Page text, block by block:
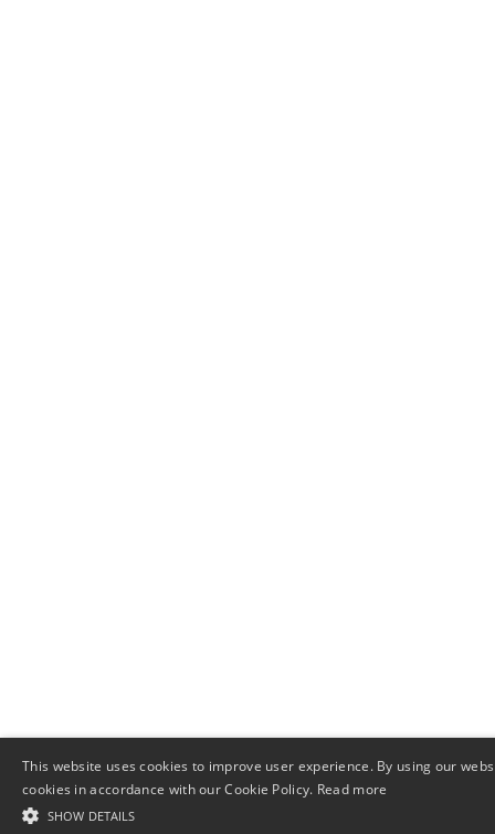
This website uses cookies to improve user experience. By using our
cookies in accordance with our Cookie Policy. Read more
SHOW DETAILS